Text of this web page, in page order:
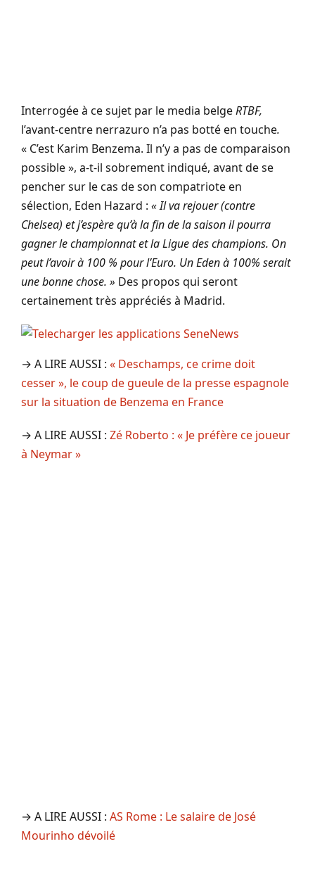
Interrogée à ce sujet par le media belgeRTBF,
l’avant-centre nerrazuro n’a pas botté en touche.
« C’est Karim Benzema. Il n’y a pas de comparaison
possible », a-t-il sobrement indiqué, avant de se
pencher sur le cas de son compatriote en
sélection, Eden Hazard : « Il va rejouer (contre
Chelsea) et j’espère qu’à la fin de la saison il pourra
gagner le championnat et la Ligue des champions. On
peut l’avoir à 100 % pour l’Euro. Un Eden à 100% serait
une bonne chose. » Des propos qui seront
certainement très appréciés à Madrid.
→ A LIRE AUSSI : « Deschamps, ce crime doit
cesser », le coup de gueule de la presse espagnole
sur la situation de Benzema en France
→ A LIRE AUSSI : Zé Roberto : « Je préfère ce joueur
à Neymar »
→ A LIRE AUSSI : AS Rome : Le salaire de José
Mourinho dévoilé